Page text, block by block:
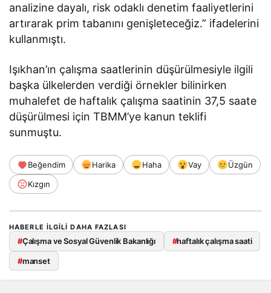
analizine dayalı, risk odaklı denetim faaliyetlerini
artırarak prim tabanını genişleteceğiz.” ifadelerini
kullanmıştı.
Işıkhan’ın çalışma saatlerinin düşürülmesiyle ilgili
başka ülkelerden verdiği örnekler bilinirken
muhalefet de haftalık çalışma saatinin 37,5 saate
düşürülmesi için TBMM’ye kanun teklifi
sunmuştu.
Beğendim Harika Haha Vay
Üzgün
Kızgın
HABERLE ILGILI DAHA FAZLASI
#Çalışma ve Sosyal Güvenlik Bakanlığı #haftalık çalışma saati
#manset